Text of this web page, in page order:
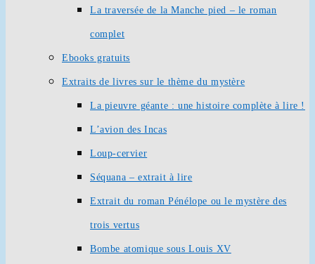
La traversée de la Manche pied – le roman
complet
Ebooks gratuits
Extraits de livres sur le thème du mystère
La pieuvre géante : une histoire complète à lire !
L’avion des Incas
Loup-cervier
Séquana – extrait à lire
Extrait du roman Pénélope ou le mystère des
trois vertus
Bombe atomique sous Louis XV